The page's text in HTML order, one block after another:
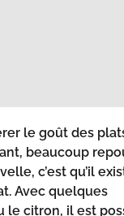
le goût des
beaucoup
c’est qu’il
Avec quelques
le citron, il est